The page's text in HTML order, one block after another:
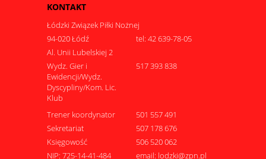
KONTAKT
Łódzki Związek Piłki Nożnej
94-020 Łódź
tel: 42 639-78-05
Al. Unii Lubelskiej 2
Wydz. Gier i
Ewidencji/Wydz.
Dyscypliny/Kom. Lic.
Klub
517 393 838
Trener koordynator
501 557 491
Sekretariat
507 178 676
Księgowość
506 520 062
NIP: 725-14-41-484
email: lodzki@zpn.pl